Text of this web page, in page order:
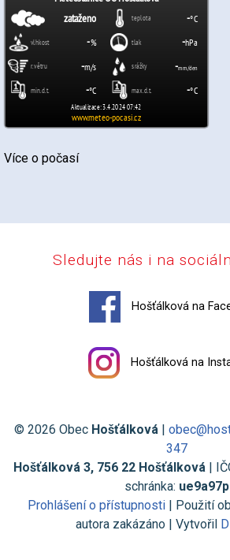
Více o počasí
Sledujte nás i na
Hošťálková na
Hošťálková na
© 2026 Obec Hošťálková |
347
Hošťálková 3, 756 22 Hošťálková|
schránka: ue9a97p
Prohlášení o přístupnosti | Použití
autora zakázáno | Vytvořil